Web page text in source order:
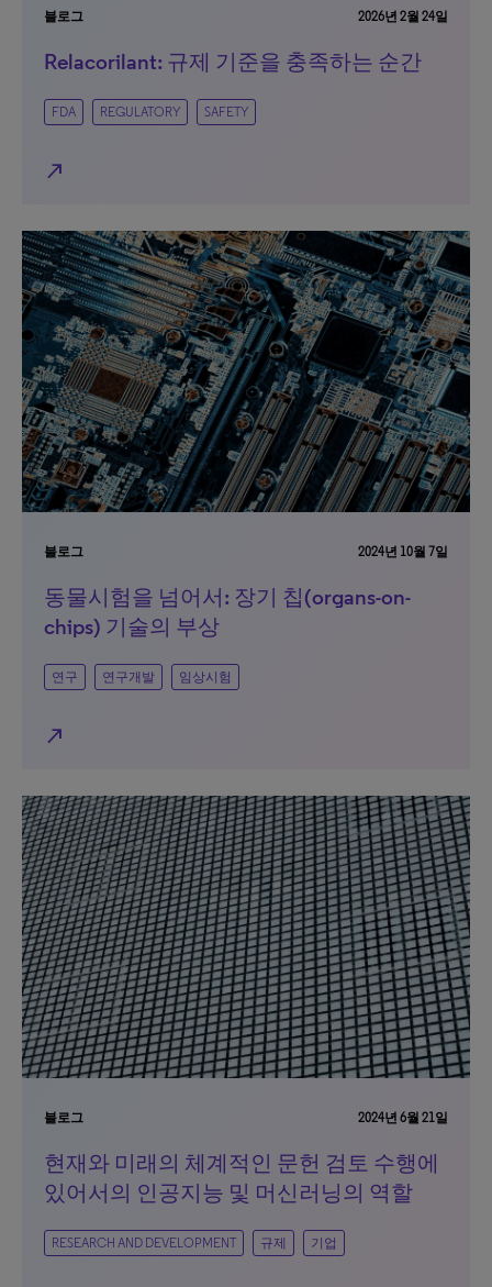
블로그 2026년 2월 24일
Relacorilant: 규제 기준을 충족하는 순간
FDA REGULATORY SAFETY
north_east
블로그 2024년 10월 7일
동물시험을 넘어서: 장기 칩(organs-on-
chips) 기술의 부상
연구 연구개발 임상시험
north_east
블로그 2024년 6월 21일
현재와 미래의 체계적인 문헌 검토 수행에
있어서의 인공지능 및 머신러닝의 역할
RESEARCH AND DEVELOPMENT 규제 기업